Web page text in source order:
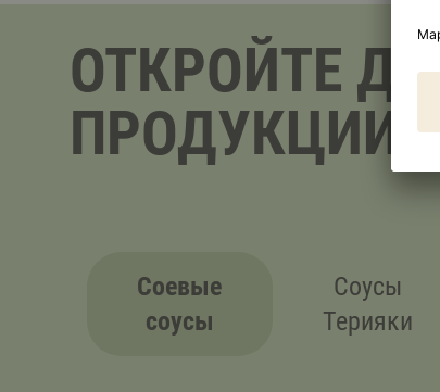
ОТКРОЙТЕ
ПРОДУКЦИИ
Соевые
соусы
Соусы
Терияки